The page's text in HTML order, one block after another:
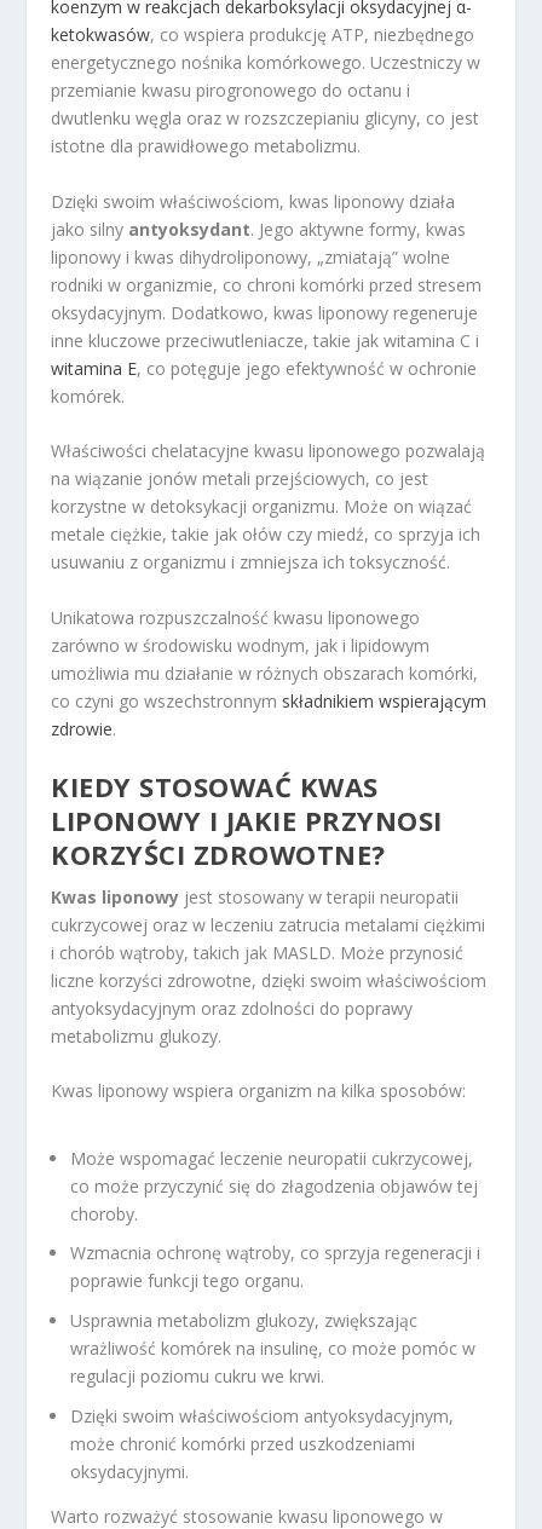
koenzym w reakcjach dekarboksylacji oksydacyjnej α-
ketokwasów, co wspiera produkcję ATP, niezbędnego
energetycznego nośnika komórkowego. Uczestniczy w
przemianie kwasu pirogronowego do octanu i
dwutlenku węgla oraz w rozszczepianiu glicyny, co jest
istotne dla prawidłowego metabolizmu.
Dzięki swoim właściwościom, kwas liponowy działa
jako silny antyoksydant. Jego aktywne formy, kwas
liponowy i kwas dihydroliponowy, „zmiatają” wolne
rodniki w organizmie, co chroni komórki przed stresem
oksydacyjnym. Dodatkowo, kwas liponowy regeneruje
inne kluczowe przeciwutleniacze, takie jak witamina C i
witamina E, co potęguje jego efektywność w ochronie
komórek.
Właściwości chelatacyjne kwasu liponowego pozwalają
na wiązanie jonów metali przejściowych, co jest
korzystne w detoksykacji organizmu. Może on wiązać
metale ciężkie, takie jak ołów czy miedź, co sprzyja ich
usuwaniu z organizmu i zmniejsza ich toksyczność.
Unikatowa rozpuszczalność kwasu liponowego
zarówno w środowisku wodnym, jak i lipidowym
umożliwia mu działanie w różnych obszarach komórki,
co czyni go wszechstronnym składnikiem wspierającym
zdrowie.
KIEDY STOSOWAĆ KWAS
LIPONOWY I JAKIE PRZYNOSI
KORZYŚCI ZDROWOTNE?
Kwas liponowy jest stosowany w terapii neuropatii
cukrzycowej oraz w leczeniu zatrucia metalami ciężkimi
i chorób wątroby, takich jak MASLD. Może przynosić
liczne korzyści zdrowotne, dzięki swoim właściwościom
antyoksydacyjnym oraz zdolności do poprawy
metabolizmu glukozy.
Kwas liponowy wspiera organizm na kilka sposobów:
Może wspomagać leczenie neuropatii cukrzycowej,
co może przyczynić się do złagodzenia objawów tej
choroby.
Wzmacnia ochronę wątroby, co sprzyja regeneracji i
poprawie funkcji tego organu.
Usprawnia metabolizm glukozy, zwiększając
wrażliwość komórek na insulinę, co może pomóc w
regulacji poziomu cukru we krwi.
Dzięki swoim właściwościom antyoksydacyjnym,
może chronić komórki przed uszkodzeniami
oksydacyjnymi.
Warto rozważyć stosowanie kwasu liponowego w